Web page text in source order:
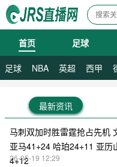
首页 足球
足球 NBA 英超 西甲
最新资讯
马刺双加时胜雷霆抢占先机
亚马41+24 哈珀24+11 亚历
4+12
26-05-19 12:29
08月10日 星期一